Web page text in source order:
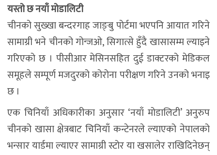
यस्तो छ नयाँ मोडालिटी
चीनको सुख्खा बन्दरगाह जाङ्बु पोर्टमा भएपनि आयात गरिने
सामाग्री भने चीनको गोन्जओ, सिगात्से हुँदै खासासम्म ल्याइने
गरिएको छ । पीसीआर मेसिनसहित दुई डाक्टरको मेडिकल
समूहले सम्पूर्ण मजदुरको कोरोना परीक्षण गरिने उनको भनाइ
छ ।
एक चिनियाँ अधिकारीका अनुसार ‘नयाँ मोडालिटी’ अनुरुप
चीनको खासा क्षेत्रबाट चिनियाँ कन्टेनरले ल्याएको नेपालको
भन्सार यार्डमा ल्याएर सामाग्री स्टोर या खसालेर राखिदिनेछन्